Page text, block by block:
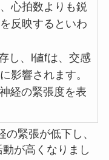
心拍数よりも鋭
反映するといわ
し、l値fは、交感
影響されます。
経の緊張度を表
緊張が低下し、
が高くなりまし